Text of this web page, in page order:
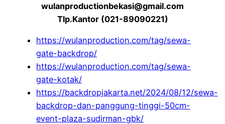
wulanproductionbekasi@gmail.com
Tlp.Kantor (021-89090221)
https://wulanproduction.com/tag/sewa-
gate-backdrop/
https://wulanproduction.com/tag/sewa-
gate-kotak/
https://backdropjakarta.net/2024/08/12/sewa-
backdrop-dan-panggung-tinggi-50cm-
event-plaza-sudirman-gbk/